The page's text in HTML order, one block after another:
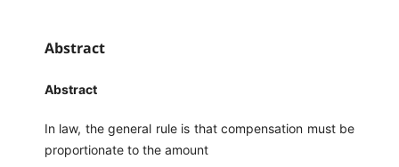
Abstract
Abstract
In law, the general rule is that compensation must be
proportionate to the amount